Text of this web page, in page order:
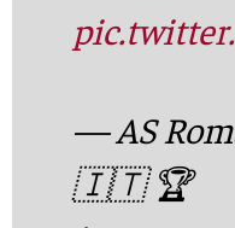
— AS
🇮🇹 🏆